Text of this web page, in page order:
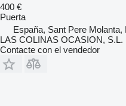
400 €
Puerta
España, Sant Pere Molanta,
LAS COLINAS OCASION, S.L.
Contacte con el vendedor